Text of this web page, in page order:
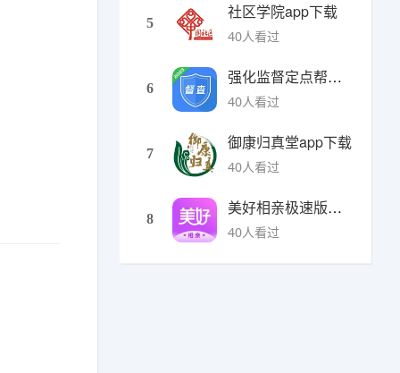
5
社区学院app下载
40人看过
6
强化监督定点帮扶下载
40人看过
7
御康归真堂app下载
40人看过
8
美好相亲极速版下载
40人看过